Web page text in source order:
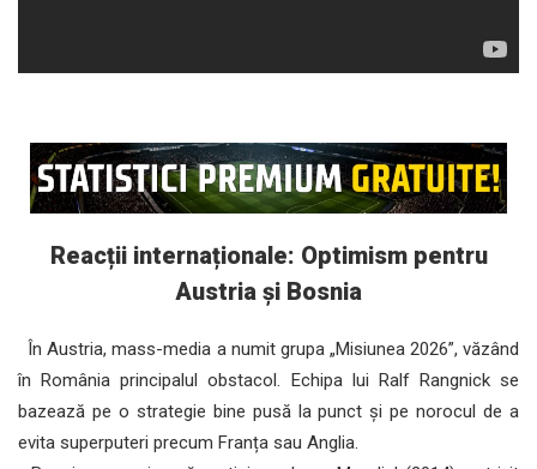
Reacții internaționale: Optimism pentru
Austria și Bosnia
În Austria, mass-media a numit grupa „Misiunea 2026”, văzând
în România principalul obstacol. Echipa lui Ralf Rangnick se
bazează pe o strategie bine pusă la punct și pe norocul de a
evita superputeri precum Franța sau Anglia.